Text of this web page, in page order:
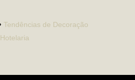
Tendências de Decoração
Hotelaria